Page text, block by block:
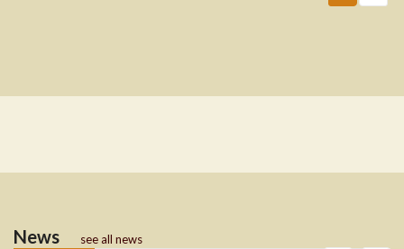
News see all news